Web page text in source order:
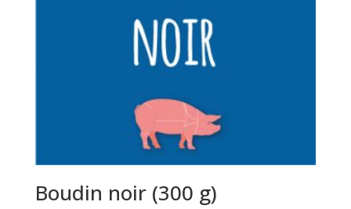
Boudin noir (300 g)